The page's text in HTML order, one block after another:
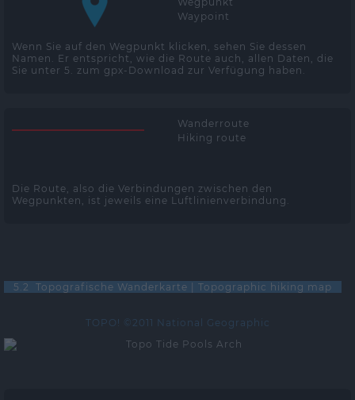
Waypoint
Wenn Sie auf den Wegpunkt klicken, sehen Sie dessen
Namen. Er entspricht, wie die Route auch, allen Daten, die
Sie unter 5. zum gpx-Download zur Verfügung haben.
Wanderroute
Hiking route
Die Route, also die Verbindungen zwischen den
Wegpunkten, ist jeweils eine Luftlinienverbindung.
5.2 Topografische Wanderkarte | Topographic hiking map
TOPO! ©2011 National Geographic